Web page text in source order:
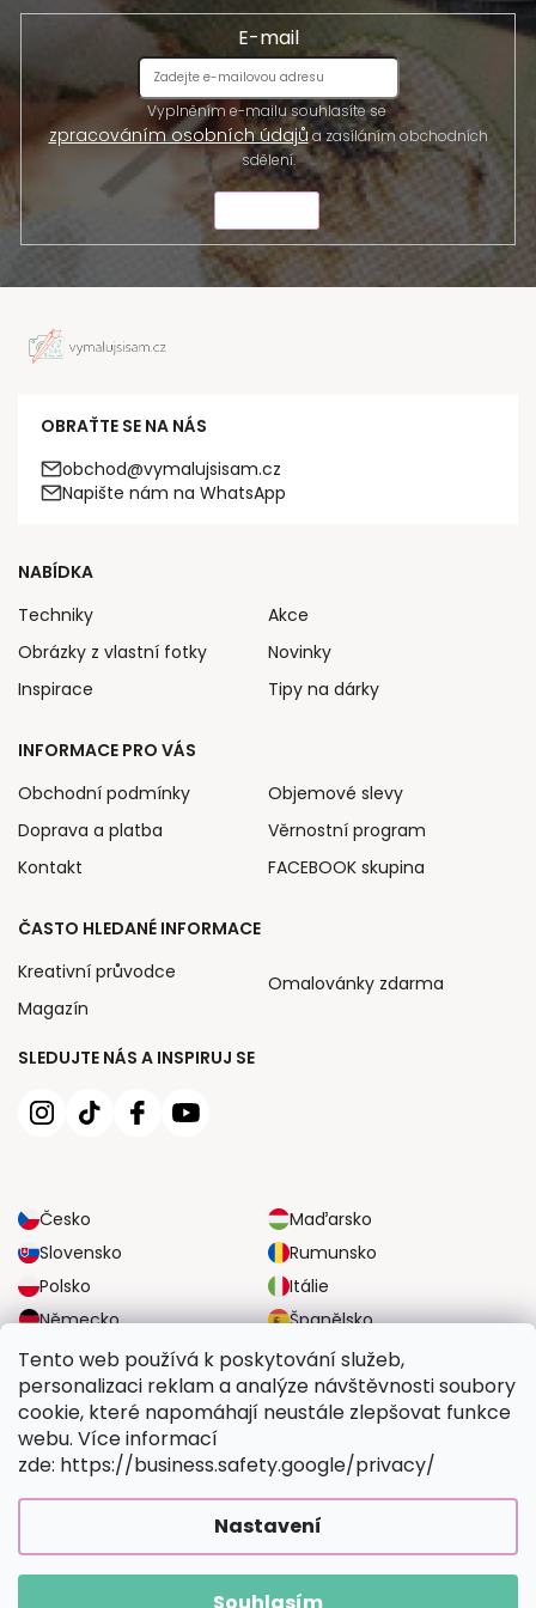
Tento web používá k poskytování služeb,
personalizaci reklam a analýze návštěvnosti soubory
cookie, které napomáhají neustále zlepšovat funkce
webu. Více informací
zde: https://business.safety.google/privacy/
Nastavení
E-mail
Vyplněním e-mailu souhlasíte se
zpracováním osobních údajůa zasíláním obchodních
sdělení.
OBRAŤTE SE NA NÁS
obchod@vymalujsisam.cz
Napište nám na WhatsApp
SLEDUJTE NÁS A INSPIRUJ SE
Česko
Maďarsko
Slovensko
Rumunsko
Polsko
Itálie
Německo
Španělsko
Velká Británie
Rakousko
NABÍDKA
Techniky
Obrázky z vlastní fotky
Inspirace
Akce
Novinky
Tipy na dárky
INFORMACE PRO VÁS
Obchodní podmínky
Doprava a platba
Kontakt
Objemové slevy
Věrnostní program
FACEBOOK skupina
ČASTO HLEDANÉ INFORMACE
Kreativní průvodce
Magazín
Omalovánky zdarma
SPOLEHLIVÉ MOŽNOSTI DOPRAVY
BEZPEČNÉ MOŽNOSTI PLATBY
Vymalujsisam.cz. Všechna práva vyhrazena.